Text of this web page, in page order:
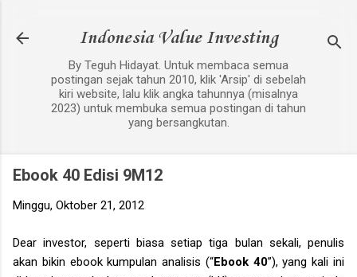
Indonesia Value Investing
By Teguh Hidayat. Untuk membaca semua
postingan sejak tahun 2010, klik 'Arsip' di sebelah
kiri website, lalu klik angka tahunnya (misalnya
2023) untuk membuka semua postingan di tahun
yang bersangkutan.
Ebook 40 Edisi 9M12
Minggu, Oktober 21, 2012
Dear investor, seperti biasa setiap tiga bulan sekali, penulis
akan bikin ebook kumpulan analisis (“Ebook 40”), yang kali ini